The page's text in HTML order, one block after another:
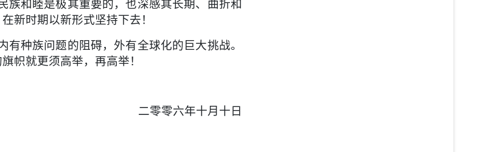
族和睦是极其重要的，也深感其长期、曲折和
新时期以新形式坚持下去！
有种族问题的阻碍，外有全球化的巨大挑战。
帜就更须高举，再高举！
二零零六年十月十日